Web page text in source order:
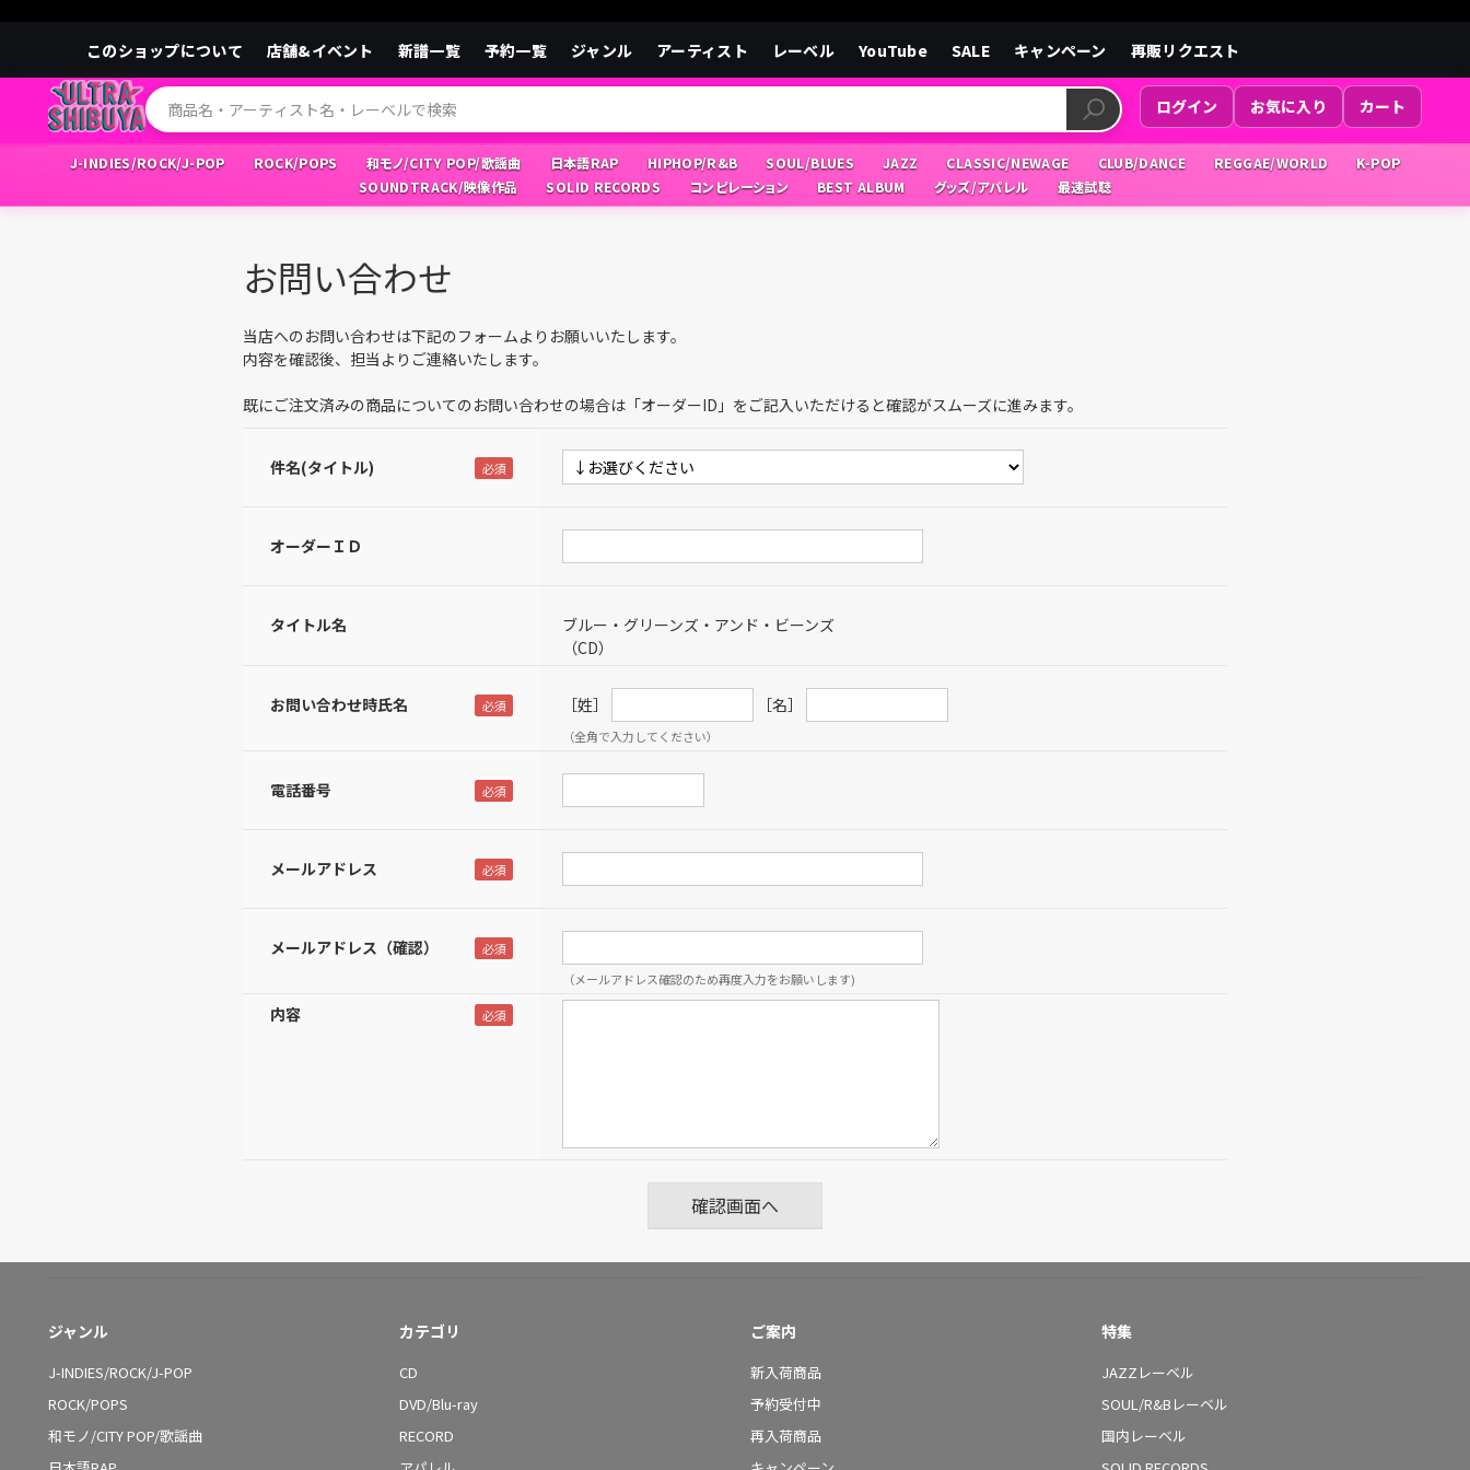
このショップについて 店舗&イベント 新譜一覧 予約一覧 ジャンル アーティスト レーベル YouTube SALE キャンペーン 再販リクエスト
ログイン お気に入り カート
J-INDIES/ROCK/J-POP ROCK/POPS 和モノ/CITY POP/歌謡曲 日本語RAP HIPHOP/R&B SOUL/BLUES JAZZ CLASSIC/NEWAGE CLUB/DANCE REGGAE/WORLD
K-POP
SOUNDTRACK/映像作品
SOLID RECORDS コンピレーション BEST ALBUM グッズ/アパレル 最速試聴
お問い合わせ
当店へのお問い合わせは下記のフォームよりお願いいたします。
内容を確認後、担当よりご連絡いたします。
既にご注文済みの商品についてのお問い合わせの場合は「オーダーID」をご記入いただけると確認がスムーズに進みます。
件名(タイトル)
オーダーＩＤ
タイトル名
ブルー・グリーンズ・アンド・ビーンズ
（CD）
お問い合わせ時氏名 ［姓］ ［名］
（全角で入力してください）
電話番号
メールアドレス
メールアドレス（確認）
（メールアドレス確認のため再度入力をお願いします)
内容
ジャンル
J-INDIES/ROCK/J-POP
ROCK/POPS
和モノ/CITY POP/歌謡曲
カテゴリ
CD
DVD/Blu-ray
RECORD
ご案内
新入荷商品
予約受付中
再入荷商品
特集
JAZZレーベル
SOUL/R&Bレーベル
国内レーベル